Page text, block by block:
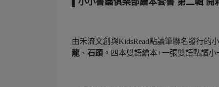
▌小小書蟲俱樂部繪本套書 第二輯 開
由禾流文創與KidsRead點讀筆聯名發行的
龍 、 石頭 。四本雙語繪本+一張雙語點讀小